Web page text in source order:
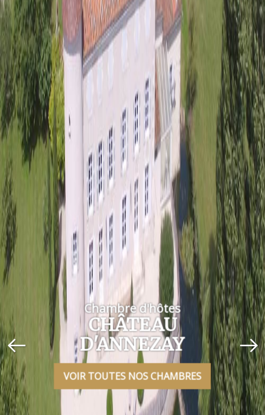
Chambre d'hôtes
CHÂTEAU
D'ANNEZAY
VOIR TOUTES NOS CHAMBRES